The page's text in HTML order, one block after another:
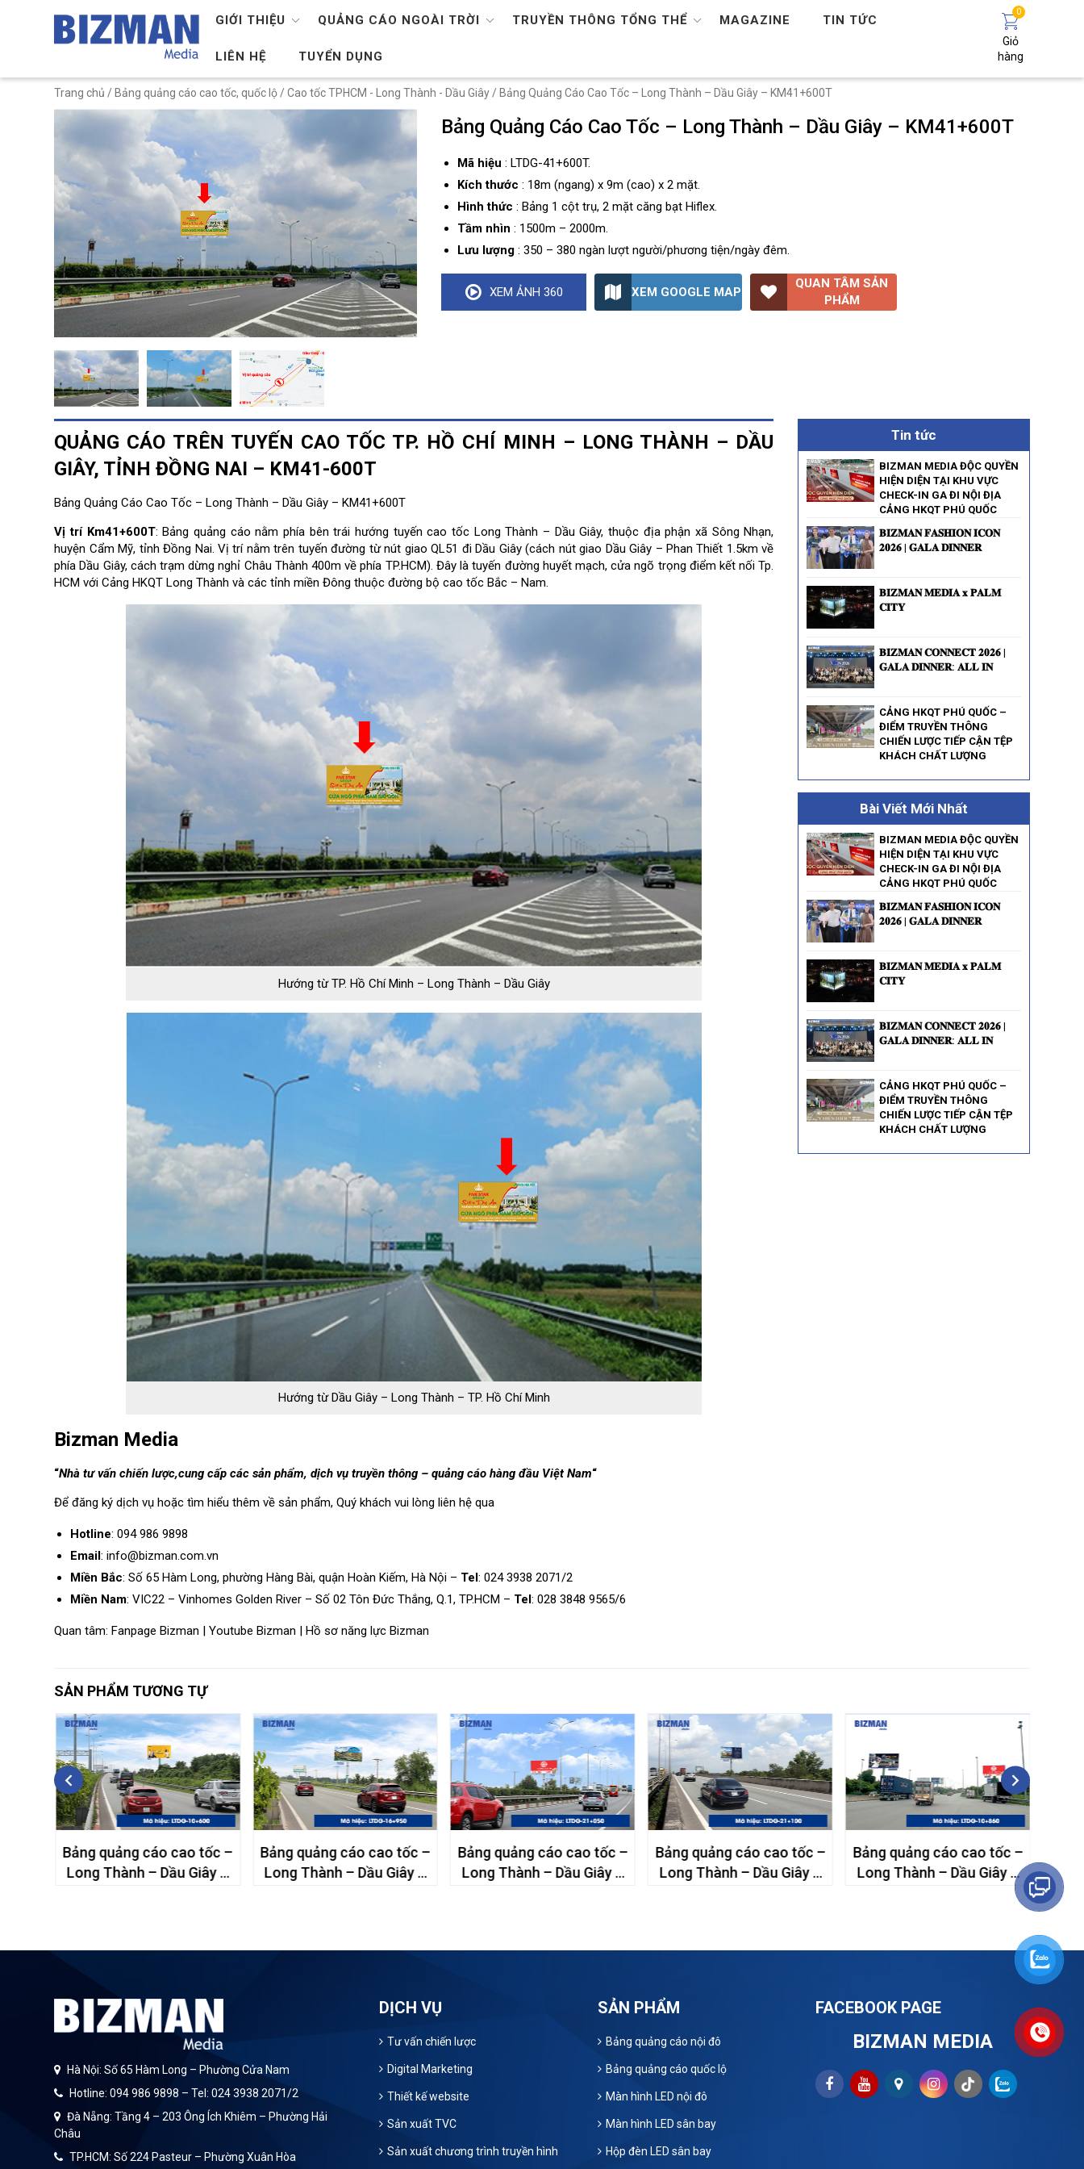
GIỚI THIỆU QUẢNG CÁO NGOÀI TRỜI TRUYỀN THÔNG TỔNG THỂ MAGAZINE TIN TỨC
LIÊN HỆ TUYỂN DỤNG
0
Giỏ
hàng
Trang chủ / Bảng quảng cáo cao tốc, quốc lộ /Cao tốc TPHCM - Long Thành - Dầu Giây / Bảng Quảng Cáo Cao Tốc – Long Thành – Dầu Giây – KM41+600T
Bảng Quảng Cáo Cao Tốc – Long Thành – Dầu Giây – KM41+600T
Mã hiệu : LTDG-41+600T.
Kích thước : 18m (ngang) x 9m (cao) x 2 mặt.
Hình thức : Bảng 1 cột trụ, 2 mặt căng bạt Hiflex.
Tầm nhìn : 1500m – 2000m.
Lưu lượng : 350 – 380 ngàn lượt người/phương tiện/ngày đêm.
XEM ẢNH 360 XEM GOOGLE MAP
QUAN TÂM SẢN
PHẨM
QUẢNG CÁO TRÊN TUYẾN CAO TỐC TP. HỒ CHÍ MINH – LONG THÀNH – DẦU
GIÂY, TỈNH ĐỒNG NAI – KM41-600T
Bảng Quảng Cáo Cao Tốc – Long Thành – Dầu Giây – KM41+600T
Vị trí Km41+600T: Bảng quảng cáo nằm phía bên trái hướng tuyến cao tốc Long Thành – Dầu Giây, thuộc địa phận xã Sông Nhạn,
huyện Cẩm Mỹ, tỉnh Đồng Nai. Vị trí nằm trên tuyến đường từ nút giao QL51 đi Dầu Giây (cách nút giao Dầu Giây – Phan Thiết 1.5km về
phía Dầu Giây, cách trạm dừng nghỉ Châu Thành 400m về phía TP.HCM). Đâylà tuyến đường huyết mạch, cửa ngõ trọng điểm kết nối Tp.
HCM với Cảng HKQT Long Thành và các tỉnh miền Đôngthuộc đường bộ cao tốc Bắc – Nam.
Hướng từ TP. Hồ Chí Minh – Long Thành – Dầu Giây
Hướng từ Dầu Giây – Long Thành – TP. Hồ Chí Minh
Bizman Media
“Nhà tư vấn chiến lược,cung cấp các sản phẩm, dịch vụ truyền thông – quảng cáo hàng đầu Việt Nam“
Để đăng ký dịch vụ hoặc tìm hiểu thêm về sản phẩm, Quý khách vui lòngliên hệ qua
Hotline: 094 986 9898
Email: info@bizman.com.vn
Miền Bắc: Số 65 Hàm Long, phường Hàng Bài, quận Hoàn Kiếm, Hà Nội – Tel: 024 3938 2071/2
Miền Nam: VIC22 – Vinhomes Golden River – Số 02 Tôn Đức Thắng, Q.1, TP.HCM – Tel: 028 3848 9565/6
Quan tâm:Fanpage Bizman |Youtube Bizman |Hồ sơ năng lực Bizman
Tin tức
BIZMAN MEDIA ĐỘC QUYỀN
HIỆN DIỆN TẠI KHU VỰC
CHECK-IN GA ĐI NỘI ĐỊA
CẢNG HKQT PHÚ QUỐC
𝐁𝐈𝐙𝐌𝐀𝐍 𝐅𝐀𝐒𝐇𝐈𝐎𝐍 𝐈𝐂𝐎𝐍
𝟐𝟎𝟐𝟔 | 𝐆𝐀𝐋𝐀 𝐃𝐈𝐍𝐍𝐄𝐑
𝐁𝐈𝐙𝐌𝐀𝐍 𝐌𝐄𝐃𝐈𝐀 𝐱 𝐏𝐀𝐋𝐌
𝐂𝐈𝐓𝐘
𝐁𝐈𝐙𝐌𝐀𝐍 𝐂𝐎𝐍𝐍𝐄𝐂𝐓 𝟐𝟎𝟐𝟔 |
𝐆𝐀𝐋𝐀 𝐃𝐈𝐍𝐍𝐄𝐑: 𝐀𝐋𝐋 𝐈𝐍
CẢNG HKQT PHÚ QUỐC –
ĐIỂM TRUYỀN THÔNG
CHIẾN LƯỢC TIẾP CẬN TỆP
KHÁCH CHẤT LƯỢNG
Bài Viết Mới Nhất
BIZMAN MEDIA ĐỘC QUYỀN
HIỆN DIỆN TẠI KHU VỰC
CHECK-IN GA ĐI NỘI ĐỊA
CẢNG HKQT PHÚ QUỐC
𝐁𝐈𝐙𝐌𝐀𝐍 𝐅𝐀𝐒𝐇𝐈𝐎𝐍 𝐈𝐂𝐎𝐍
𝟐𝟎𝟐𝟔 | 𝐆𝐀𝐋𝐀 𝐃𝐈𝐍𝐍𝐄𝐑
𝐁𝐈𝐙𝐌𝐀𝐍 𝐌𝐄𝐃𝐈𝐀 𝐱 𝐏𝐀𝐋𝐌
𝐂𝐈𝐓𝐘
𝐁𝐈𝐙𝐌𝐀𝐍 𝐂𝐎𝐍𝐍𝐄𝐂𝐓 𝟐𝟎𝟐𝟔 |
𝐆𝐀𝐋𝐀 𝐃𝐈𝐍𝐍𝐄𝐑: 𝐀𝐋𝐋 𝐈𝐍
CẢNG HKQT PHÚ QUỐC –
ĐIỂM TRUYỀN THÔNG
CHIẾN LƯỢC TIẾP CẬN TỆP
KHÁCH CHẤT LƯỢNG
SẢN PHẨM TƯƠNG TỰ
Bảng quảng cáo cao tốc –
Long Thành – Dầu Giây –
Bảng quảng cáo cao tốc –
Long Thành – Dầu Giây –
Bảng quảng cáo cao tốc –
Long Thành – Dầu Giây –
Bảng quảng cáo cao tốc –
Long Thành – Dầu Giây –
Bảng quảng cáo cao tốc –
Long Thành – Dầu Giây –
Hà Nội: Số 65 Hàm Long – Phường Cửa Nam
Hotline: 094 986 9898 – Tel: 024 3938 2071/2
Đà Nẵng: Tầng 4 – 203 Ông Ích Khiêm – Phường Hải
Châu
TP.HCM: Số 224 Pasteur – Phường Xuân Hòa
DỊCH VỤ
Tư vấn chiến lược
Digital Marketing
Thiết kế website
Sản xuất TVC
Sản xuất chương trình truyền hình
SẢN PHẨM
Bảng quảng cáo nội đô
Bảng quảng cáo quốc lộ
Màn hình LED nội đô
Màn hình LED sân bay
Hộp đèn LED sân bay
FACEBOOK PAGE
BIZMAN MEDIA